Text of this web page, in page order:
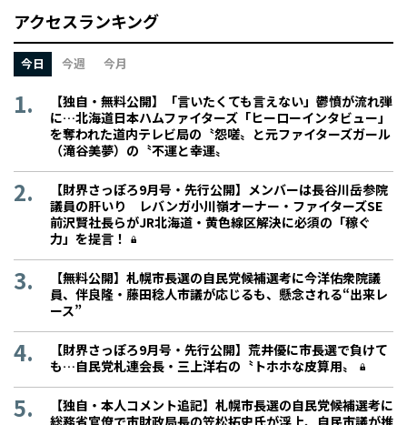
アクセスランキング
今日 今週 今月
【独自・無料公開】「言いたくても言えない」鬱憤が流れ弾
に…北海道日本ハムファイターズ「ヒーローインタビュー」
を奪われた道内テレビ局の〝怨嗟〟と元ファイターズガール
（滝谷美夢）の〝不運と幸運〟
【財界さっぽろ9月号・先行公開】メンバーは長谷川岳参院
議員の肝いり レバンガ小川嶺オーナー・ファイターズSE
前沢賢社長らがJR北海道・黄色線区解決に必須の「稼ぐ
力」を提言！
【無料公開】札幌市長選の自民党候補選考に今洋佑衆院議
員、伴良隆・藤田稔人市議が応じるも、懸念される“出来レ
ース”
【財界さっぽろ9月号・先行公開】荒井優に市長選で負けて
も…自民党札連会長・三上洋右の〝トホホな皮算用〟
【独自・本人コメント追記】札幌市長選の自民党候補選考に